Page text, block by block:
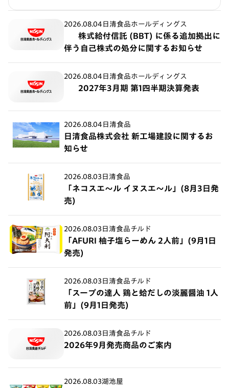
2026.08.04 日清食品ホールディングス
株式給付信託 (BBT) に係る追加拠出に
伴う自己株式の処分に関するお知らせ
2026.08.04 日清食品ホールディングス
2027年3月期 第1四半期決算発表
2026.08.04 日清食品
日清食品株式会社 新工場建設に関するお
知らせ
2026.08.03 日清食品
「ネコスエ～ル イヌスエ～ル」(8月3日発
売)
2026.08.03 日清食品チルド
「AFURI 柚子塩らーめん 2人前」(9月1日
発売)
2026.08.03 日清食品チルド
「スープの達人 鶏と蛤だしの淡麗醤油 1人
前」(9月1日発売)
2026.08.03 日清食品チルド
2026年9月発売商品のご案内
2026.08.03湖池屋